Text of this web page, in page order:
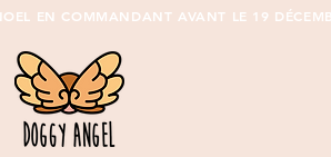
EN COMMANDANT AVANT LE 19